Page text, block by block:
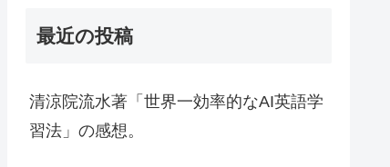
最近の投稿
清涼院流水著「世界一効率的なAI英語学
習法」の感想。